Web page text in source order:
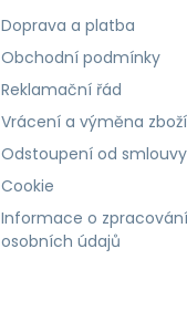
Doprava a platba
Obchodní podmínky
Reklamační řád
Vrácení a výměna zboží
Odstoupení od smlouvy
Cookie
Informace o zpracování
osobních údajů